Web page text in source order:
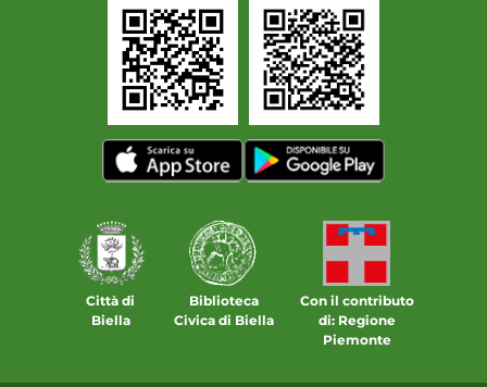
Città di
Biella
Biblioteca
Civica di Biella
Con il contributo
di: Regione
Piemonte